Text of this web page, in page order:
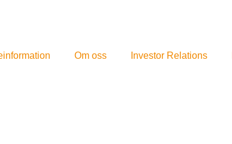
Om oss Investor Relations